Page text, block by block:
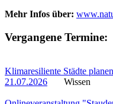
Mehr Infos über:
Vergangene Termine:
Klimaresiliente Städte planen
21.07.2026
Wissen